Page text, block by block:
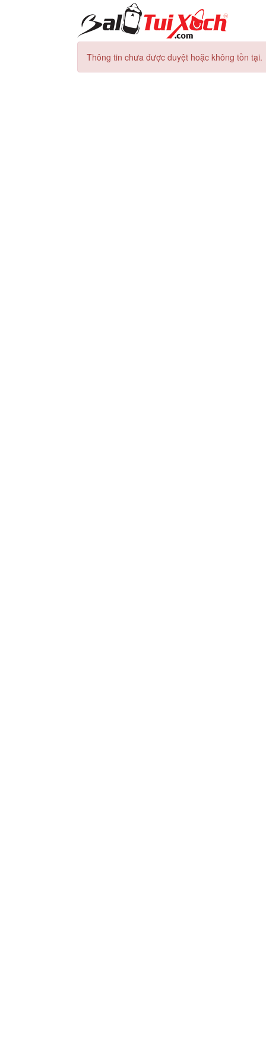
Thông tin chưa được duyệt hoặc không tồn tại.